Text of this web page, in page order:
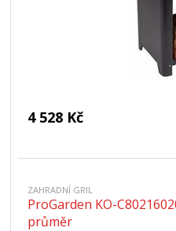
4 528 Kč
ZAHRADNÍ GRIL
ProGarden KO-
průměr